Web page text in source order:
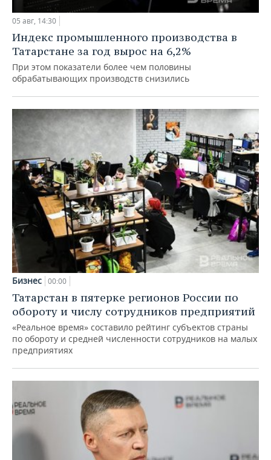
05 авг, 14:30
Индекс промышленного производства в
Татарстане за год вырос на 6,2%
При этом показатели более чем половины
обрабатывающих производств снизились
Бизнес 00:00
Татарстан в пятерке регионов России по
обороту и числу сотрудников предприятий
«Реальное время» составило рейтинг субъектов страны
по обороту и средней численности сотрудников на малых
предприятиях